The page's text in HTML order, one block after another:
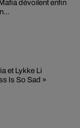
dévoilent enfin
et Lykke Li
Is So Sad »